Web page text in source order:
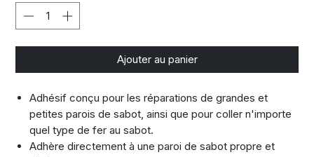
Ajouter au panier
Adhésif conçu pour les réparations de grandes et
petites parois de sabot, ainsi que pour coller n'importe
quel type de fer au sabot.
Adhère directement à une paroi de sabot propre et